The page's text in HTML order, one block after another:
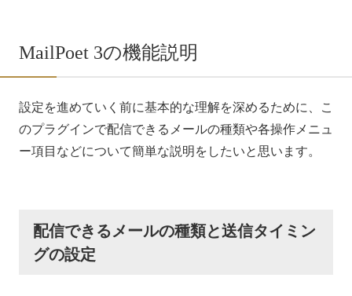
MailPoet 3の機能説明
設定を進めていく前に基本的な理解を深めるために、こ
のプラグインで配信できるメールの種類や各操作メニュ
ー項目などについて簡単な説明をしたいと思います。
配信できるメールの種類と送信タイミン
グの設定